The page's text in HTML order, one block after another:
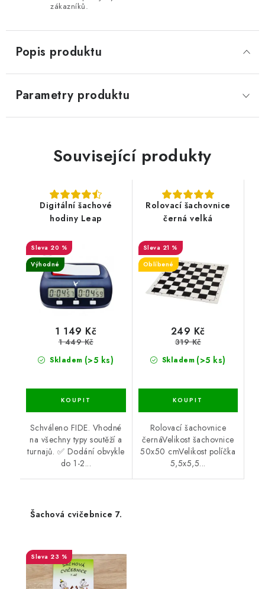
zákazníků.
Popis produktu
Parametry produktu
Související produkty
Digitální šachové
hodiny Leap
20 %
Výhodné
Skladem (>5 ks)
1 149 Kč
1 449 Kč
Schváleno FIDE. Vhodné
na všechny typy soutěží a
turnajů. ✅ Dodání obvykle
do 1-2...
Rolovací šachovnice
černá velká
21 %
Oblíbené
Skladem (>5 ks)
249 Kč
319 Kč
Rolovací šachovnice
černáVelikost šachovnice
50x50 cmVelikost políčka
5,5x5,5...
Šachová cvičebnice 7.
23 %